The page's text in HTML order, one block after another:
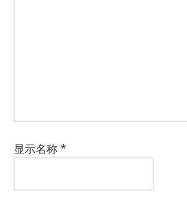
显示名称*